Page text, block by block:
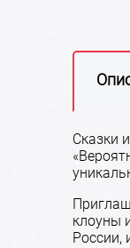
Сказки
клоуны
России,